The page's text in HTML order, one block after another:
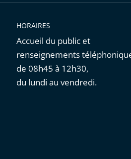
HORAIRES
Accueil du public et
renseignements
de 08h45 à 12h30,
du lundi au vendredi.